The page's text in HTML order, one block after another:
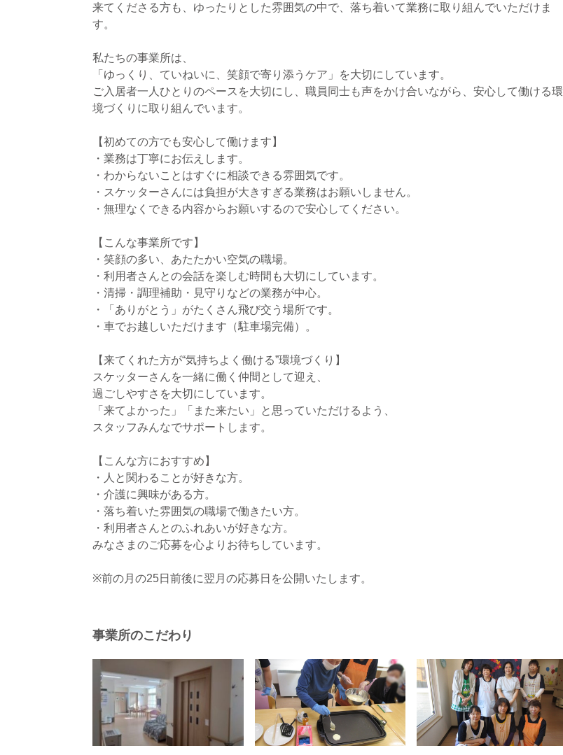
来てくださる方も、ゆったりとした雰囲気の中で、落ち着いて業務に取り組んでいただけま
す。
私たちの事業所は、
「ゆっくり、ていねいに、笑顔で寄り添うケア」を大切にしています。
ご入居者一人ひとりのペースを大切にし、職員同士も声をかけ合いながら、安心して働ける環
境づくりに取り組んでいます。
【初めての方でも安心して働けます】
・業務は丁寧にお伝えします。
・わからないことはすぐに相談できる雰囲気です。
・スケッターさんには負担が大きすぎる業務はお願いしません。
・無理なくできる内容からお願いするので安心してください。
【こんな事業所です】
・笑顔の多い、あたたかい空気の職場。
・利用者さんとの会話を楽しむ時間も大切にしています。
・清掃・調理補助・見守りなどの業務が中心。
・「ありがとう」がたくさん飛び交う場所です。
・車でお越しいただけます（駐車場完備）。
【来てくれた方が“気持ちよく働ける”環境づくり】
スケッターさんを一緒に働く仲間として迎え、
過ごしやすさを大切にしています。
「来てよかった」「また来たい」と思っていただけるよう、
スタッフみんなでサポートします。
【こんな方におすすめ】
・人と関わることが好きな方。
・介護に興味がある方。
・落ち着いた雰囲気の職場で働きたい方。
・利用者さんとのふれあいが好きな方。
みなさまのご応募を心よりお待ちしています。
※前の月の25日前後に翌月の応募日を公開いたします。
事業所のこだわり